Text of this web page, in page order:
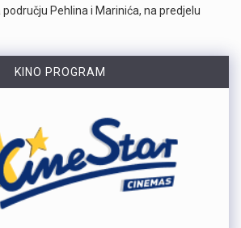
Pehlina i Marinića, na predjelu
KINO PROGRAM